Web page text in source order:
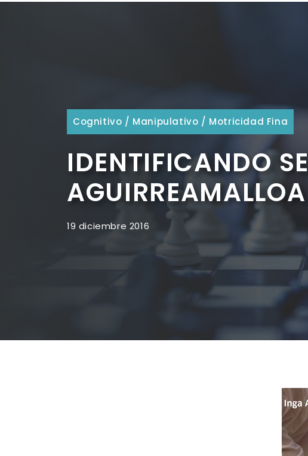
Cognitivo / Manipulativo / Motricidad Fina
IDENTIFICANDO
AGUIRREAMALLOA
19 diciembre 2016